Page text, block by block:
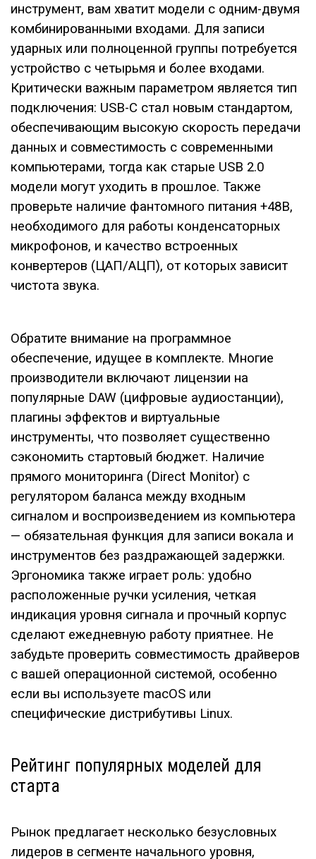
инструмент, вам хватит модели с одним-двумя
комбинированными входами. Для записи
ударных или полноценной группы потребуется
устройство с четырьмя и более входами.
Критически важным параметром является тип
подключения: USB-C стал новым стандартом,
обеспечивающим высокую скорость передачи
данных и совместимость с современными
компьютерами, тогда как старые USB 2.0
модели могут уходить в прошлое. Также
проверьте наличие фантомного питания +48В,
необходимого для работы конденсаторных
микрофонов, и качество встроенных
конвертеров (ЦАП/АЦП), от которых зависит
чистота звука.
Обратите внимание на программное
обеспечение, идущее в комплекте. Многие
производители включают лицензии на
популярные DAW (цифровые аудиостанции),
плагины эффектов и виртуальные
инструменты, что позволяет существенно
сэкономить стартовый бюджет. Наличие
прямого мониторинга (Direct Monitor) с
регулятором баланса между входным
сигналом и воспроизведением из компьютера
— обязательная функция для записи вокала и
инструментов без раздражающей задержки.
Эргономика также играет роль: удобно
расположенные ручки усиления, четкая
индикация уровня сигнала и прочный корпус
сделают ежедневную работу приятнее. Не
забудьте проверить совместимость драйверов
с вашей операционной системой, особенно
если вы используете macOS или
специфические дистрибутивы Linux.
Рейтинг популярных моделей для
старта
Рынок предлагает несколько безусловных
лидеров в сегменте начального уровня,